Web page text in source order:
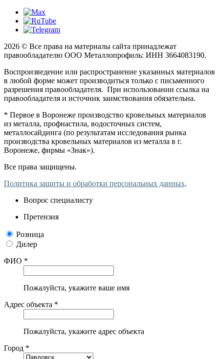
2026 © Все права на материалы сайта принадлежат
правообладателю ООО Металлопрофиль: ИНН 3664083190.
Воспроизведение или распространение указанных материалов
в любой форме может производиться только с письменного
разрешения правообладателя. При использовании ссылка на
правообладателя и источник заимствования обязательна.
* Первое в Воронеже производство кровельных материалов
из металла, профнастила, водосточных систем,
металлосайдинга (по результатам исследования рынка
производства кровельных материалов из металла в г.
Воронеже, фирмы «Знак»).
Все права защищены.
Политика защиты и обработки персональных данных.
Вопрос специалисту
Претензия
Розница
Дилер
ФИО *
Пожалуйста, укажите ваше имя
Адрес объекта *
Пожалуйста, укажите адрес объекта
Город *